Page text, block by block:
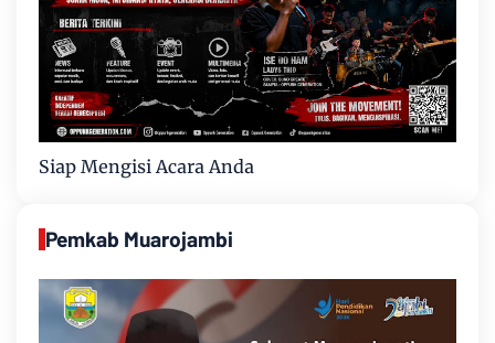
Siap Mengisi Acara Anda
Pemkab Muarojambi